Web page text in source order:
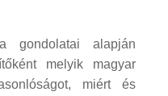
alapján
melyik magyar
miért és